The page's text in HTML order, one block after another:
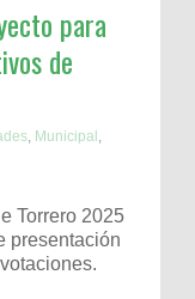
para
de
, Municipal,
Torrero 2025
presentación